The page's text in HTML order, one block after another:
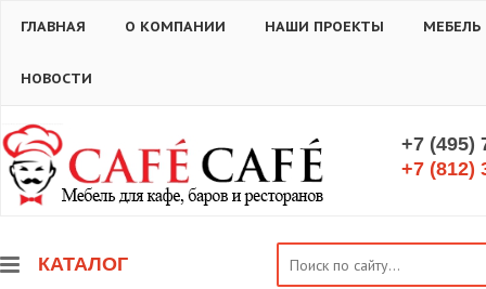
ГЛАВНАЯ О КОМПАНИИ НАШИ ПРОЕКТЫ
НОВОСТИ
+7 (495)
+7 (812)
КАТАЛОГ